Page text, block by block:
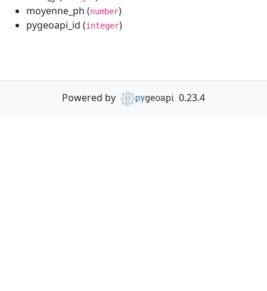
moyenne_ph (number)
pygeoapi_id (integer)
Powered by 0.23.4